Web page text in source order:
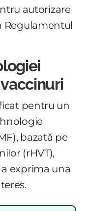
autorizare
Regulamentul
pentru un
bazată pe
(rHVT),
exprima una